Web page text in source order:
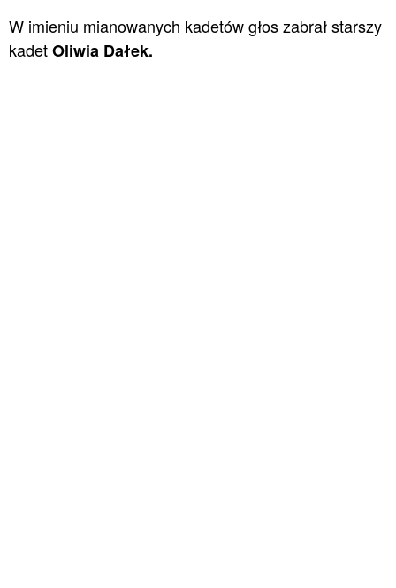
W imieniu mianowanych kadetów głos zabrał starszy
kadetOliwia Dałek.